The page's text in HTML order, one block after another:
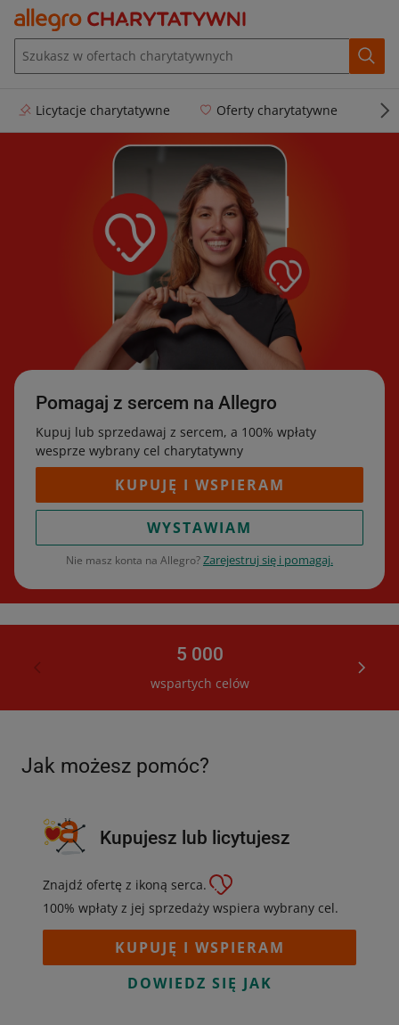
Licytacje charytatywne Oferty charytatywne
Pomagaj z sercem na Allegro
Kupuj lub sprzedawaj z sercem, a 100% wpłaty
wesprze wybrany cel charytatywny
KUPUJĘ I WSPIERAM
WYSTAWIAM
Nie masz konta na Allegro?Zarejestruj się i pomagaj.
5 000
wspartych celów
Jak możesz pomóc?
Kupujesz lub licytujesz
Znajdź ofertę z ikoną serca.
100% wpłaty z jej sprzedaży wspiera wybrany cel.
KUPUJĘ I WSPIERAM
DOWIEDZ SIĘ JAK